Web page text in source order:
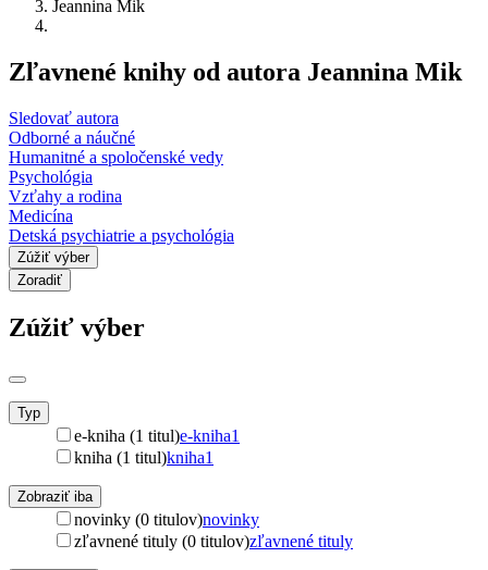
Jeannina Mik
Zľavnené knihy od autora Jeannina Mik
Sledovať autora
Odborné a náučné
Humanitné a spoločenské vedy
Psychológia
Vzťahy a rodina
Medicína
Detská psychiatrie a psychológia
Zúžiť výber
Zoradiť
Zúžiť výber
Typ
e-kniha (1 titul)e-kniha1
kniha (1 titul)kniha1
Zobraziť iba
novinky (0 titulov)novinky
zľavnené tituly (0 titulov)zľavnené tituly